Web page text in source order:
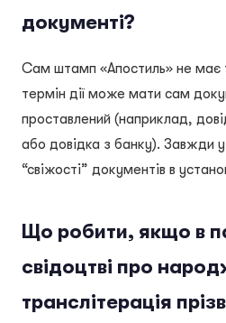
документі?
Сам штамп «Апостиль» не має
термін дії може мати сам
проставлений (наприклад,
або довідка з банку). Завжди
“свіжості” документів в
Що робити, якщо в
свідоцтві про
транслітерація